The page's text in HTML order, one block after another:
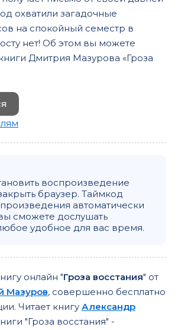
охватили загадочные
на спокойный семестр в
нет! Об этом вы можете
Дмитрия Мазурова «Гроза
воспроизведение
браузер. Таймкод
автоматически
сможете дослушать
удобное для вас время.
онлайн "Гроза восстания" от
Мазуров, совершенно бесплатно
Читает книгу Александр
"Гроза восстания" -